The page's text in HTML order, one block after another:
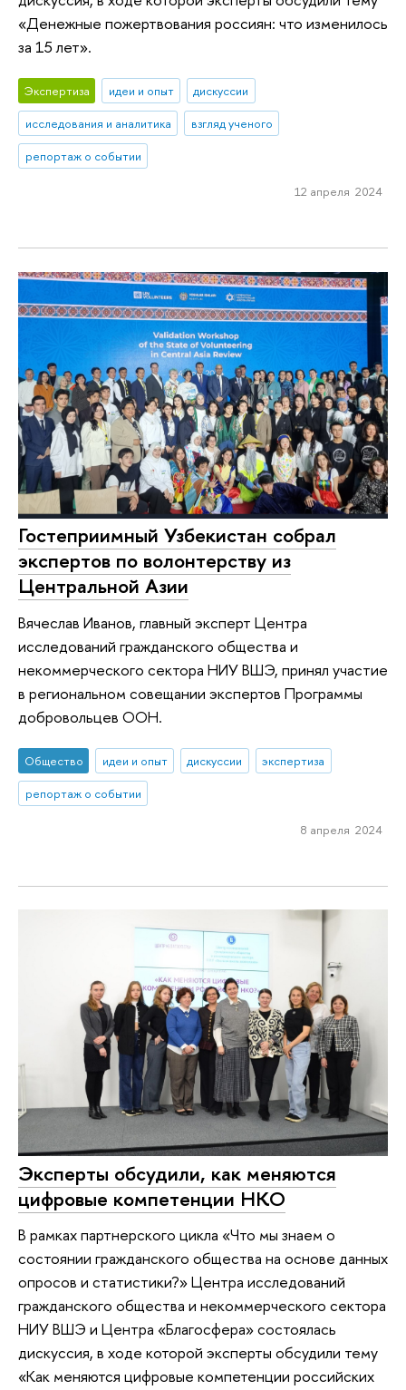
«Денежные пожертвования россиян: что изменилось
за 15 лет».
Экспертиза идеи и опыт
дискуссии
исследования и аналитика
взгляд ученого
репортаж о событии
12 апреля 2024
Гостеприимный Узбекистан собрал
экспертов по волонтерству из
Центральной Азии
Вячеслав Иванов, главный эксперт Центра
исследований гражданского общества и
некоммерческого сектора НИУ ВШЭ, принял участие
в региональном совещании экспертов Программы
добровольцев ООН.
Общество идеи и опыт дискуссии
экспертиза
репортаж о событии
8 апреля 2024
Эксперты обсудили, как меняются
цифровые компетенции НКО
В рамках партнерского цикла «Что мы знаем о
состоянии гражданского общества на основе данных
опросов и статистики?» Центра исследований
гражданского общества и некоммерческого сектора
НИУ ВШЭ и Центра «Благосфера» состоялась
дискуссия, в ходе которой эксперты обсудили тему
«Как меняются цифровые компетенции российских